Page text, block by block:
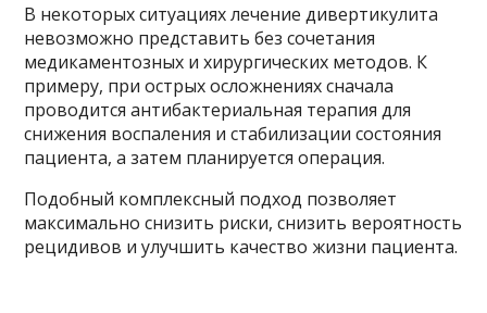
В некоторых ситуациях лечение дивертикулита
невозможно представить без сочетания
медикаментозных и хирургических методов. К
примеру, при острых осложнениях сначала
проводится антибактериальная терапия для
снижения воспаления и стабилизации состояния
пациента, а затем планируется операция.
Подобный комплексный подход позволяет
максимально снизить риски, снизить вероятность
рецидивов и улучшить качество жизни пациента.